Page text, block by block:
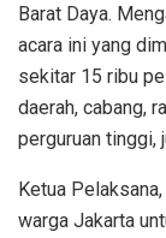
Barat Daya.
acara ini yang
sekitar 15 ribu
daerah, cabang,
perguruan tinggi,
Ketua
warga Jakarta